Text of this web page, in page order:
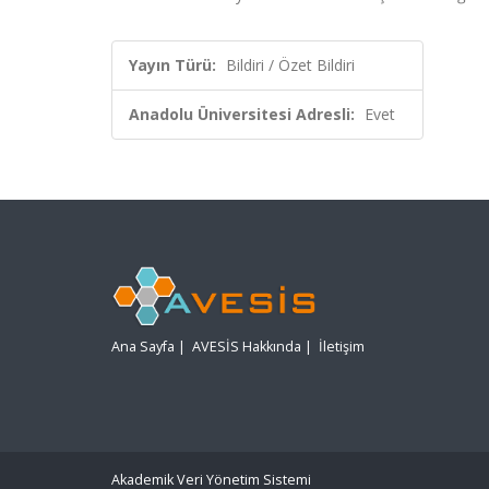
Yayın Türü: Bildiri / Özet Bildiri
Anadolu Üniversitesi Adresli: Evet
Ana Sayfa | AVESİS Hakkında | İletişim
Akademik Veri Yönetim Sistemi